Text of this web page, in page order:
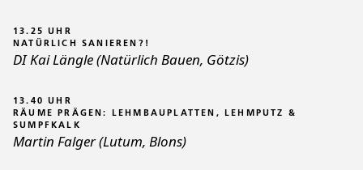
13.25 UHR
NATÜRLICH SANIEREN?!
DI Kai Längle (Natürlich Bauen, Götzis)
13.40 UHR
RÄUME PRÄGEN: LEHMBAUPLATTEN, LEHMPUTZ &
SUMPFKALK
Martin Falger (Lutum, Blons)